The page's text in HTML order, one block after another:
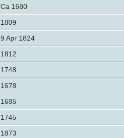
Ca 1680
1809
9 Apr 1824
1812
1748
1678
1685
1745
1873